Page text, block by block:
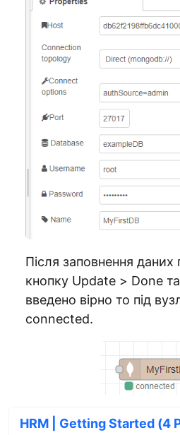
Після заповнення даних
кнопку Update > Done
введено вірно то під
connected.
HRM | Getting Started (4